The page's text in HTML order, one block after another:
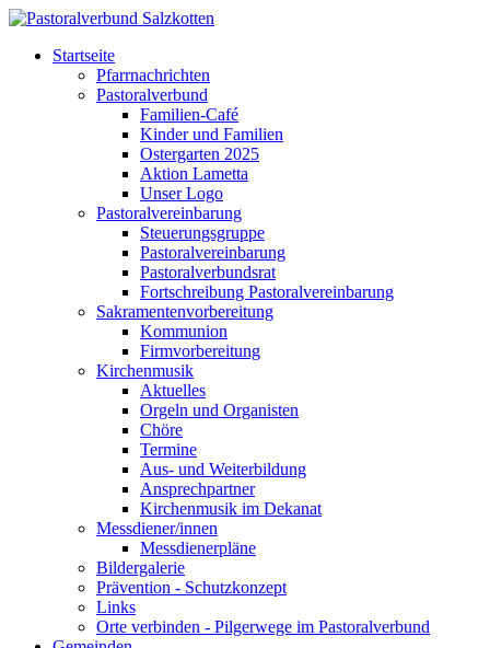
Startseite
Pfarrnachrichten
Pastoralverbund
Familien-Café
Kinder und Familien
Ostergarten 2025
Aktion Lametta
Unser Logo
Pastoralvereinbarung
Steuerungsgruppe
Pastoralvereinbarung
Pastoralverbundsrat
Fortschreibung Pastoralvereinbarung
Sakramentenvorbereitung
Kommunion
Firmvorbereitung
Kirchenmusik
Aktuelles
Orgeln und Organisten
Chöre
Termine
Aus- und Weiterbildung
Ansprechpartner
Kirchenmusik im Dekanat
Messdiener/innen
Messdienerpläne
Bildergalerie
Prävention - Schutzkonzept
Links
Orte verbinden - Pilgerwege im Pastoralverbund